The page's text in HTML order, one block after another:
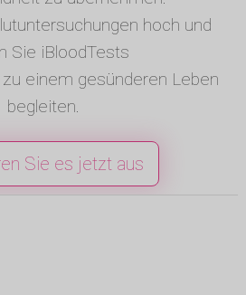
hoch und
Sie iBloodTests
einem gesünderen Leben
begleiten.
Sie es jetzt aus